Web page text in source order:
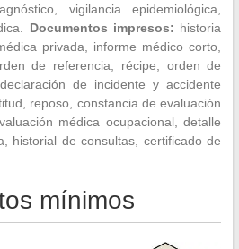
vigilancia epidemiológica,
Documentos impresos: historia
privada, informe médico corto,
de referencia, récipe, orden de
de incidente y accidente
reposo, constancia de evaluación
médica ocupacional, detalle
historial de consultas, certificado de
mínimos